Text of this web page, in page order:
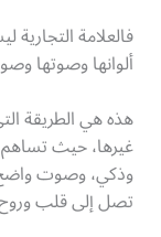
فالعلامة
ألوانها وصوتها
هذه هي الطريقة
غيرها، حيث
وذكي، وصوت واضح
تصل إلى قلب